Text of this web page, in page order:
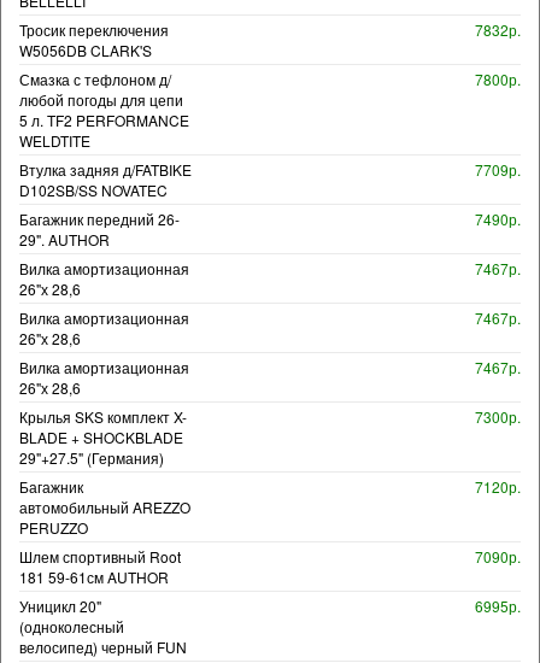
Тросик переключения
W5056DB CLARK'S
7832р.
Смазка с тефлоном д/
любой погоды для цепи
5 л. TF2 PERFORMANCE
WELDTITE
7800р.
Втулка задняя д/FATBIKE
D102SB/SS NOVATEC
7709р.
Багажник передний 26-
29". AUTHOR
7490р.
Вилка амортизационная
26"х 28,6
7467р.
Вилка амортизационная
26"х 28,6
7467р.
Вилка амортизационная
26"х 28,6
7467р.
Крылья SKS комплект X-
BLADE + SHOCKBLADE
29"+27.5" (Германия)
7300р.
Багажник
автомобильный AREZZO
PERUZZO
7120р.
Шлем спортивный Root
181 59-61см AUTHOR
7090р.
Уницикл 20"
(одноколесный
велосипед) черный FUN
6995р.